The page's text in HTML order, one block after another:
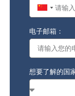
China
电子邮箱：
想要了解的国